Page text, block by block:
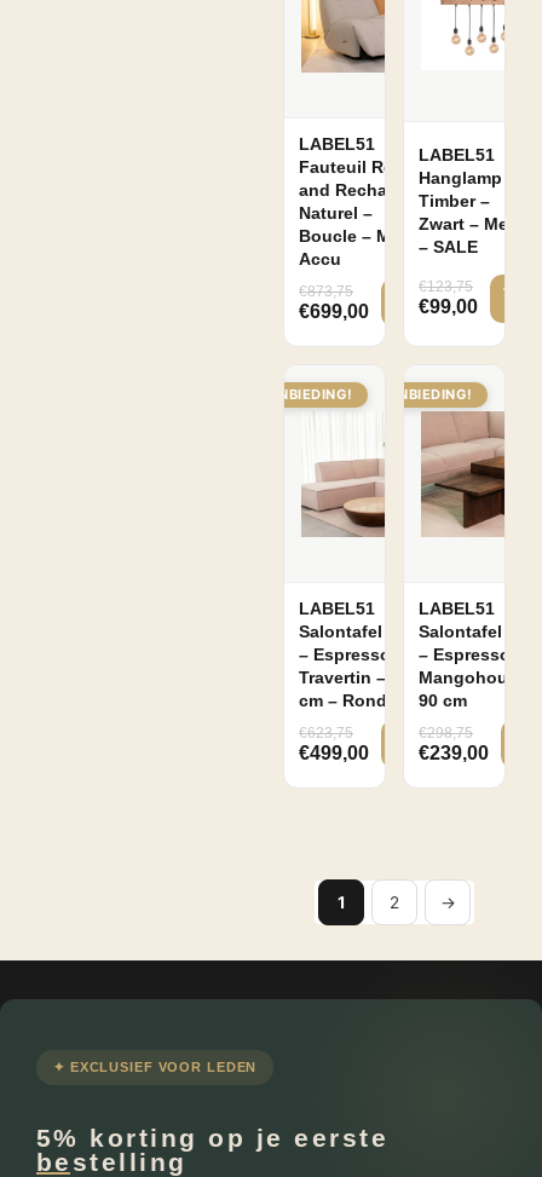
LABEL51
Fauteuil Relax
and Recharge –
Naturel –
Boucle – Met
Accu
€873,75
€699,00
LABEL51
Hanglamp
Timber –
Zwart – Metaal
– SALE
€123,75
€99,00
AANBIEDING!
LABEL51
Salontafel Bowl
– Espresso –
Travertin – 90
cm – Rond
€623,75
€499,00
AANBIEDING!
LABEL51
Salontafel Skip
– Espresso –
Mangohout –
90 cm
€298,75
€239,00
1 2 →
✦ EXCLUSIEF VOOR LEDEN
5% korting op je eerste
bestelling